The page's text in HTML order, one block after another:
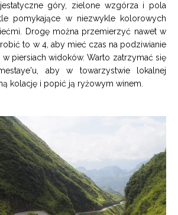
góry, zielone wzgórza i pola
pomykające w niezwykle kolorowych
Drogę można przemierzyć nawet w
to w 4, aby mieć czas na podziwianie
piersiach widoków. Warto zatrzymać się
aby w towarzystwie lokalnej
kolację i popić ją ryżowym winem.